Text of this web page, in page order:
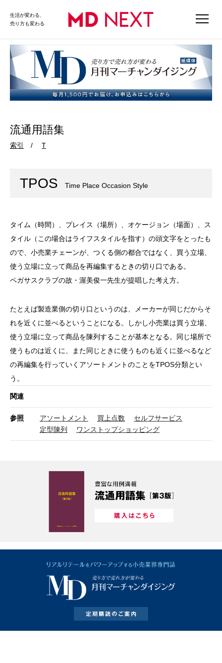
生活が変わる、
売り方も変わる
流通用語集
索引 T
TPOS Time Place Occasion Style
タイム（時間）、プレイス（場所）、オケージョン（場面）、ス
タイル（この場合はライフスタイルを指す）の頭文字をとったも
ので、小売業チェーンが、つくる側の都合ではなく、買う立場、
使う立場に立って商品を再編集するときの切り口である。
ペガサスクラブの故・渥美俊一先生が提唱した考え方。
たとえば製造業側の切り口というのは、メーカーが同じだからそ
れを近くに並べるということになる。しかし小売業は買う立場、
使う立場に立って商品を陳列することが基本となる。同じ場所で
使うものは近くに、また同じときに使うものも近くに並べるなど
の再編集を行っていくアソートメントのことをTPOS分類とい
う。
関連
参照 アソートメント 買上点数
セルフサービス
定型陳列
ワンストップショッピング